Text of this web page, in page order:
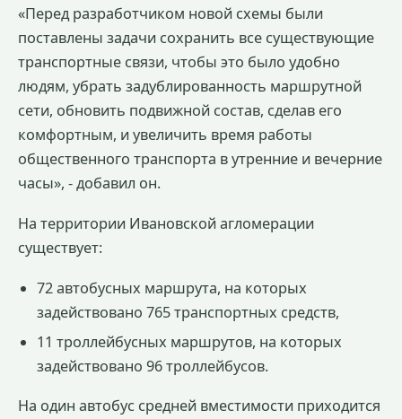
«Перед разработчиком новой схемы были
поставлены задачи сохранить все существующие
транспортные связи, чтобы это было удобно
людям, убрать задублированность маршрутной
сети, обновить подвижной состав, сделав его
комфортным, и увеличить время работы
общественного транспорта в утренние и вечерние
часы», - добавил он.
На территории Ивановской агломерации
существует:
72 автобусных маршрута, на которых
задействовано 765 транспортных средств,
11 троллейбусных маршрутов, на которых
задействовано 96 троллейбусов.
На один автобус средней вместимости приходится